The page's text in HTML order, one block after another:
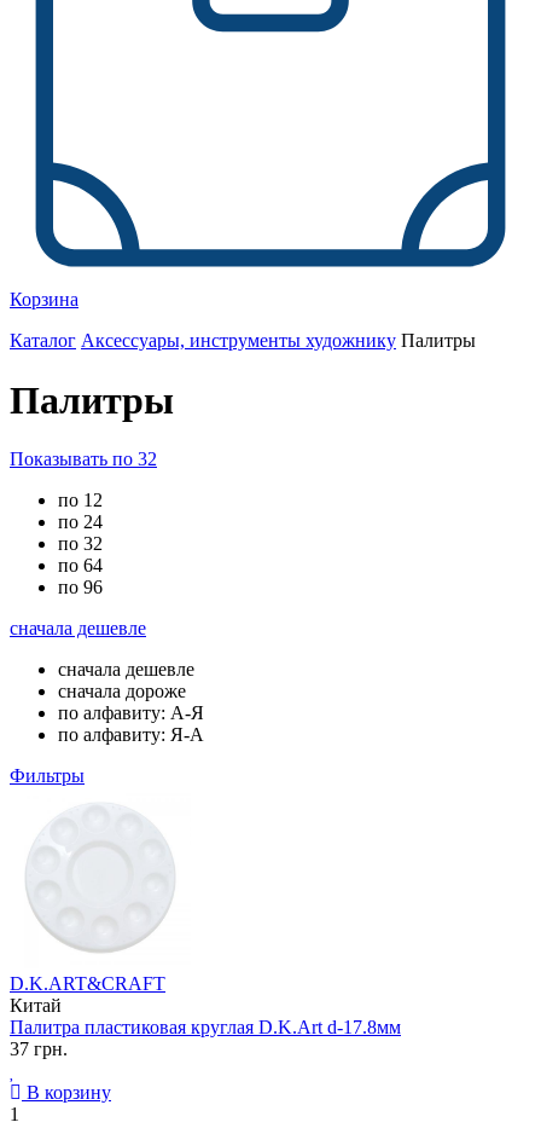
Корзина
Каталог Аксессуары, инструменты художнику Палитры
Палитры
Показывать по 32
по 12
по 24
по 32
по 64
по 96
сначала дешевле
сначала дешевле
сначала дороже
по алфавиту: А-Я
по алфавиту: Я-А
Фильтры
D.K.ART&CRAFT
Китай
Палитра пластиковая круглая D.K.Art d-17.8мм
37 грн.
В корзину
1